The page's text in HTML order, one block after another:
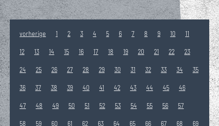
vorherige 1 2 3 4 5 6 7 8 9 10 11
12 13 14 15 16 17 18 19 20 21 22 23
24 25 26 27 28 29 30 31 32 33 34 35
36 37 38 39 40 41 42 43 44 45 46
47 48 49 50 51 52 53 54 55 56 57
58 59 60 61 62 63 64 65 66 67 68 69